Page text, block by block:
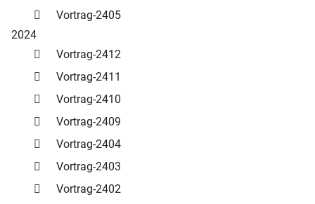
Vortrag-2405
2024
Vortrag-2412
Vortrag-2411
Vortrag-2410
Vortrag-2409
Vortrag-2404
Vortrag-2403
Vortrag-2402